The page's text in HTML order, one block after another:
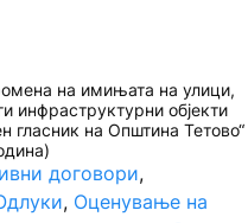
на имињата на улици,
инфраструктурни објекти
гласник на Општина Тетово“
договори
, Оценување на